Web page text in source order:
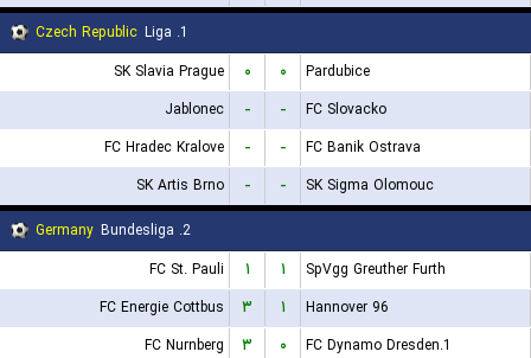
Czech Republic
1. Liga
SK Slavia Prague
۰ ۰
Pardubice
Jablonec
- -
FC Slovacko
FC Hradec Kralove
- -
FC Banik Ostrava
SK Artis Brno
- -
SK Sigma Olomouc
Germany
2. Bundesliga
FC St. Pauli
۱ ۱
SpVgg Greuther Furth
FC Energie Cottbus
۳ ۱
Hannover 96
FC Nurnberg
۳ ۰
1.FC Dynamo Dresden